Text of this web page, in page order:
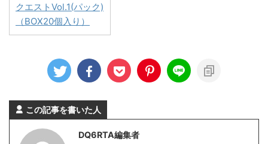
クエストVol.1(パック)
（BOX20個入り）
この記事を書いた人
DQ6RTA編集者